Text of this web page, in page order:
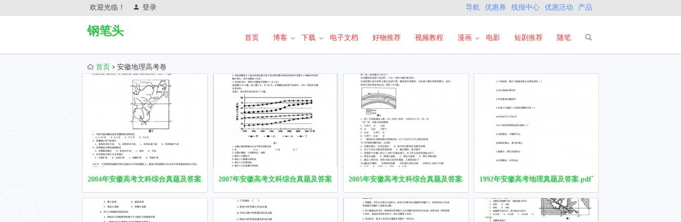
欢迎光临！ 登录 导航 优惠券 线报中心 优惠活动 产品
钢笔头
首页 博客 下载 电子文档 好物推荐 视频教程 漫画 电影 短剧推荐 随笔
首页 安徽地理高考卷
2004年安徽高考文科综合真题及答案.pdf下载2007年安徽高考文科综合真题及答案.pdf下载2005年安徽高考文科综合真题及答案.pdf下载1992年安徽高考地理真题及答案.pdf下载